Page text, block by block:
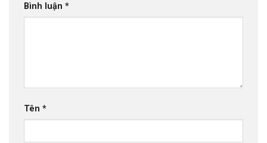
Bình luận *
Tên *